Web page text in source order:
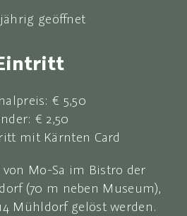
geöffnet
€ 5,50
€ 2,50
mit Kärnten Card
Mo-Sa im Bistro der
(70 m neben Museum),
Mühldorf gelöst werden.